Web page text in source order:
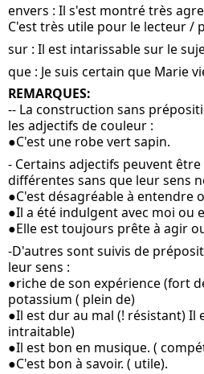
envers : Il s'est montré très
C'est très utile pour le lecteur /
sur : Il est intarissable sur le
que : Je suis certain que Marie
REMARQUES:
-- La construction sans
les adjectifs de couleur :
●C'est une robe vert sapin.
- Certains adjectifs peuvent
différentes sans que leur sens
●C'est désagréable à entendre
●Il a été indulgent avec moi ou
●Elle est toujours prête à agir
-D'autres sont suivis de
leur sens :
●riche de son expérience (fort
potassium ( plein de)
●Il est dur au mal (! résistant) Il
intraitable)
●Il est bon en musique. (
●C'est bon à savoir. ( utile).